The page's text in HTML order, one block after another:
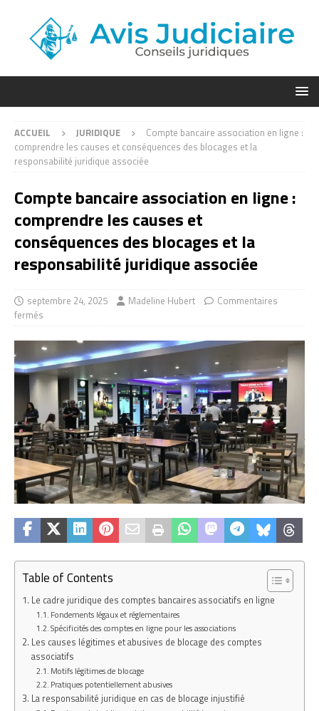
ACCUEIL JURIDIQUE
Compte bancaire association en ligne :
comprendre les causes et conséquences des blocages et la
responsabilité juridique associée
Compte bancaire association en ligne :
comprendre les causes et
conséquences des blocages et la
responsabilité juridique associée
septembre 24, 2025 Madeline Hubert
Commentaires
fermés
Table of Contents
Le cadre juridique des comptes bancaires associatifs en ligne
Fondements légaux et réglementaires
Spécificités des comptes en ligne pour les associations
Les causes légitimes et abusives de blocage des comptes
associatifs
Motifs légitimes de blocage
Pratiques potentiellement abusives
La responsabilité juridique en cas de blocage injustifié